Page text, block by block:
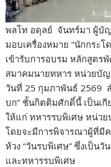
พลโท อดุลย์ จันทร์มา ผู้บั
มอบเครื่องหมาย “นักกระ
เข้ารับการอบรม หลักสูต
สมาคมนายทหาร หน่วยบัญ
วันที่ 25 กุมภาพันธ์ 2569
บก” ชั้นกิตติมศักดิ์นี้ เป็นเ
ให้แก่ ทหารรบพิเศษ หน่ว
โดยจะมีการพิจารณาผู้ที่มี
ห้วง “วันรบพิเศษ” ซึ่งเป็น
และทหารรบพิเศษ